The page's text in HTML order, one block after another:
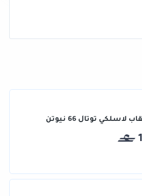
لاسلكي توتال 66 نيوتن